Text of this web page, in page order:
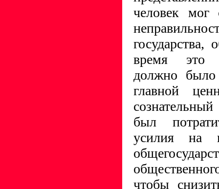
человек мог
время это
должно было
главной
был
усилия на
чтобы